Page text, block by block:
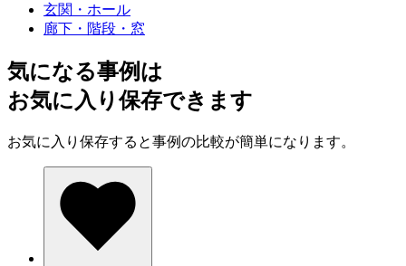
玄関・ホール
廊下・階段・窓
気になる事例は
お気に入り保存できます
お気に入り保存すると事例の比較が簡単になります。